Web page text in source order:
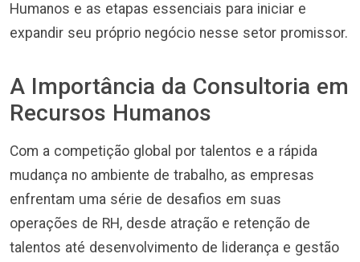
Humanos e as etapas essenciais para iniciar e
expandir seu próprio negócio nesse setor promissor.
A Importância da Consultoria em
Recursos Humanos
Com a competição global por talentos e a rápida
mudança no ambiente de trabalho, as empresas
enfrentam uma série de desafios em suas
operações de RH, desde atração e retenção de
talentos até desenvolvimento de liderança e gestão